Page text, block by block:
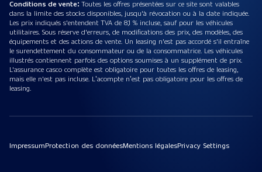
Conditions de vente: Toutes les offres présentées sur ce site sont valables
dans la limite des stocks disponibles, jusqu'à révocation ou à la date indiquée.
Les prix indiqués s'entendent TVA de 8,1 % incluse, sauf pour les véhicules
utilitaires. Sous réserve d'erreurs, de modifications des prix, des modèles, des
équipements et des actions de vente. Un leasing n'est pas accordé s'il entraîne
le surendettement du consommateur ou de la consommatrice. Les véhicules
illustrés contiennent parfois des options soumises à un supplément de prix.
L'assurance casco complète est obligatoire pour toutes les offres de leasing,
mais elle n'est pas incluse. L’acompte n’est pas obligatoire pour les offres de
leasing.
ImpressumProtection des donnéesMentions légalesPrivacy Settings